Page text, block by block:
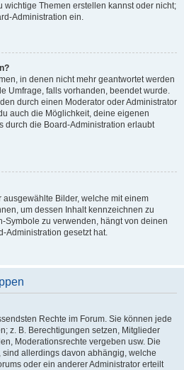
Themen erstellen kannst oder nicht;
Administration ein.
in denen nicht mehr geantwortet werden
Umfrage, falls vorhanden, beendet wurde.
durch einen Moderator oder Administrator
auch die Möglichkeit, deine eigenen
durch die Board-Administration erlaubt
Bilder, welche mit einem
um dessen Inhalt kennzeichnen zu
Symbole zu verwenden, hängt von deinen
Administration gesetzt hat.
Rechte im Forum. Sie können jede
z. B. Berechtigungen setzen, Mitglieder
Moderationsrechte vergeben usw. Die
sind allerdings davon abhängig, welche
oder ein anderer Administrator erteilt